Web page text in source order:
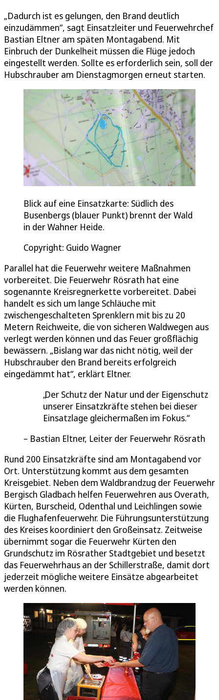
„Dadurch ist es gelungen, den Brand deutlich
einzudämmen“, sagt Einsatzleiter und Feuerwehrchef
Bastian Eltner am späten Montagabend. Mit
Einbruch der Dunkelheit müssen die Flüge jedoch
eingestellt werden. Sollte es erforderlich sein, soll der
Hubschrauber am Dienstagmorgen erneut starten.
Blick auf eine Einsatzkarte: Südlich des
Busenbergs (blauer Punkt) brennt der Wald
in der Wahner Heide.
Copyright: Guido Wagner
Parallel hat die Feuerwehr weitere Maßnahmen
vorbereitet. Die Feuerwehr Rösrath hat eine
sogenannte Kreisregnerkette vorbereitet. Dabei
handelt es sich um lange Schläuche mit
zwischengeschalteten Sprenklern mit bis zu 20
Metern Reichweite, die von sicheren Waldwegen aus
verlegt werden können und das Feuer großflächig
bewässern. „Bislang war das nicht nötig, weil der
Hubschrauber den Brand bereits erfolgreich
eingedämmt hat“, erklärt Eltner.
Der Schutz der Natur und der Eigenschutz
unserer Einsatzkräfte stehen bei dieser
Einsatzlage gleichermaßen im Fokus.
Bastian Eltner, Leiter der Feuerwehr Rösrath
Rund 200 Einsatzkräfte sind am Montagabend vor
Ort. Unterstützung kommt aus dem gesamten
Kreisgebiet. Neben dem Waldbrandzug der Feuerwehr
Bergisch Gladbach helfen Feuerwehren aus Overath,
Kürten, Burscheid, Odenthal und Leichlingen sowie
die Flughafenfeuerwehr. Die Führungsunterstützung
des Kreises koordiniert den Großeinsatz. Zeitweise
übernimmt sogar die Feuerwehr Kürten den
Grundschutz im Rösrather Stadtgebiet und besetzt
das Feuerwehrhaus an der Schillerstraße, damit dort
jederzeit mögliche weitere Einsätze abgearbeitet
werden können.